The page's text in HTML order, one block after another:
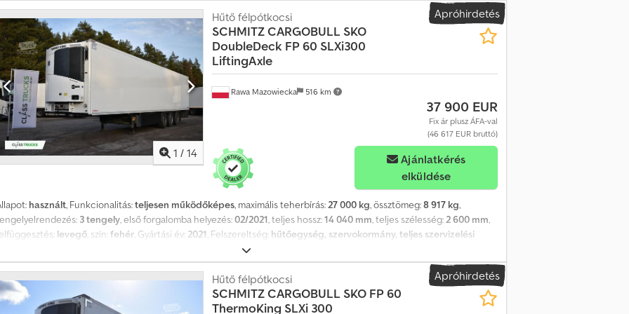
fedéltartóval Üzemanyagtartály, 245 l Elektronikus fékezőrendszer (EBS) Blokkolásgátló rendszer (ABS)
SCB (tárcsafékek) Hőmérő Szigetelt szellőzőnyílás a bal hátsó ajtón Érintőkapcsoló a hátsó ajtóhoz Alumínium
padló Kerek alakú pótkeréktartó, 2 kerékhez (6+1) gumiabroncs – 385/65R22.5 (11.75x22.5) Két szintű raktér,
magassággal és 22 alumínium tartóval Rakodóképesség: 33 / 66 európáléta Hossz/szélesség/magasság – 1341
/ 246 cm / 265 cm Megengedett össztömeg – 39 000 kg Kb. saját tömeg – 8710 kg 3 tengely Európáléta-polc 36
Gumiabroncs-információk Elöl balra – 6 mm Elöl jobbra – 6 mm Középen balra – 8 mm Chjdpfszrdr Eex
Adyoa Középen jobbra – 8 mm Hátul balra – 8 mm Hátul jobbra – 9 mm
Apróhirdetés
1 / 14
Rawa Mazowiecka 516 km
Hűtő félpótkocsi
SCHMITZ CARGOBULL SKO
DoubleDeck FP 60 SLXi300
LiftingAxle
37 900 EUR
Fix ár plusz ÁFA-val
(46 617 EUR bruttó)
Ajánlatkérés
elküldése
használt, Funkcionalitás:teljesen működőképes, maximális teherbírás:27 000 kg, össztömeg:8 917 kg,
3 tengely, első forgalomba helyezés:02/2021, teljes hossz:14 040 mm, teljes szélesség:2 600 mm,
levegő, szín:fehér, Gyártási év: 2021, Felszereltség: hűtőegység, szervokormány, teljes szervizelési
, Műszaki specifikációk FP 60 SMART. Állítható magasságú dupla szintű V7 1650 rendszer 11x3 EUR raklaphoz, 22
alumínium tartóval. Chjdpjzrdrxefx Adyja THERMO KING SLXi 300 - 50 BlueBox-szal, OptiSet-tel és modulációval.
dupla hátsó ajtók (FP, NX17) habból, dupla rozsdamentes acél reteszelőrúddal. Műanyag szerszámosláda
tokokkal és fiókkal a berendezés mögött. Fekete műanyag SCHMITZ 245 l üzemanyagtartály, 1
BIO-dízel igazolás. Gumik – 385/65R22.5. Teljes hossz – 13 550 mm. Pótkocsi teljes szélessége: 2 600 mm.
Apróhirdetés
Hűtő félpótkocsi
SCHMITZ CARGOBULL SKO FP 60
ThermoKing SLXi 300